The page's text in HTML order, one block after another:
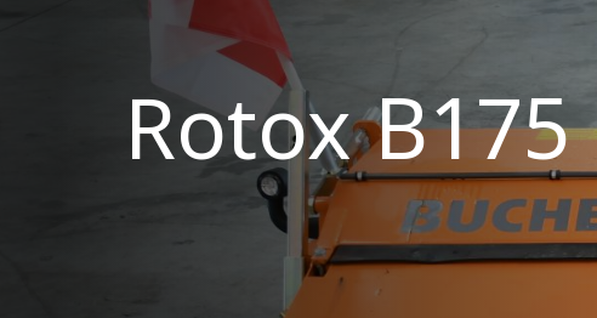
Rotox B175